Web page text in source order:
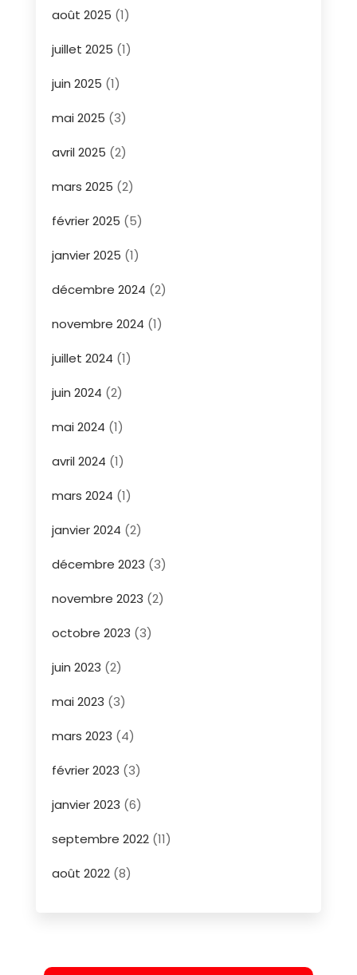
août 2025 (1)
juillet 2025 (1)
juin 2025 (1)
mai 2025 (3)
avril 2025 (2)
mars 2025 (2)
février 2025 (5)
janvier 2025 (1)
décembre 2024 (2)
novembre 2024 (1)
juillet 2024 (1)
juin 2024 (2)
mai 2024 (1)
avril 2024 (1)
mars 2024 (1)
janvier 2024 (2)
décembre 2023 (3)
novembre 2023 (2)
octobre 2023 (3)
juin 2023 (2)
mai 2023 (3)
mars 2023 (4)
février 2023 (3)
janvier 2023 (6)
septembre 2022(11)
août 2022(8)